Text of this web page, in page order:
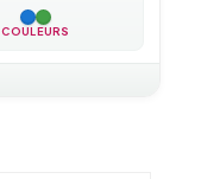
COULEURS